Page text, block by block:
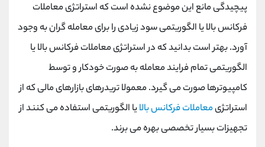
پیچیدگی مانع این موضوع نشده است که استراتژی معاملات
فرکانس بالا یا الگوریتمی سود زیادی را برای معامله گران به وجود
آورد. بهتر است بدانید که در استراتژی معاملات فرکانس بالا یا
الگوریتمی تمام فرایند معامله به صورت خودکار و توسط
کامپیوترها صورت می گیرد. معمولا تریدرهای بازارهای مالی که از
استراتژیمعاملات فرکانس بالایا الگوریتمی استفاده می کنند از
تجهیزات بسیار تخصصی بهره می برند.